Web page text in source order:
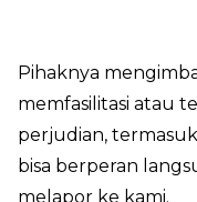
Pihaknya
memfasilitasi atau
perjudian,
bisa berperan
melapor ke kami.